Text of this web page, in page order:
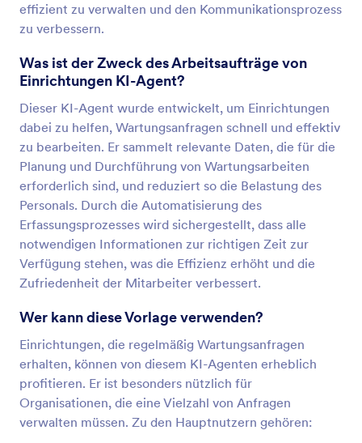
effizient zu verwalten und den Kommunikationsprozess
zu verbessern.
Was ist der Zweck des Arbeitsaufträge von
Einrichtungen KI-Agent?
Dieser KI-Agent wurde entwickelt, um Einrichtungen
dabei zu helfen, Wartungsanfragen schnell und effektiv
zu bearbeiten. Er sammelt relevante Daten, die für die
Planung und Durchführung von Wartungsarbeiten
erforderlich sind, und reduziert so die Belastung des
Personals. Durch die Automatisierung des
Erfassungsprozesses wird sichergestellt, dass alle
notwendigen Informationen zur richtigen Zeit zur
Verfügung stehen, was die Effizienz erhöht und die
Zufriedenheit der Mitarbeiter verbessert.
Wer kann diese Vorlage verwenden?
Einrichtungen, die regelmäßig Wartungsanfragen
erhalten, können von diesem KI-Agenten erheblich
profitieren. Er ist besonders nützlich für
Organisationen, die eine Vielzahl von Anfragen
verwalten müssen. Zu den Hauptnutzern gehören: